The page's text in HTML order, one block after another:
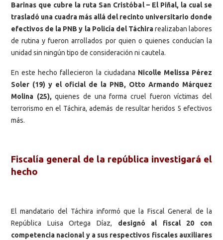
Barinas que cubre la ruta San Cristóbal – El Piñal, la cual se
trasladó una cuadra más allá del recinto universitario donde
efectivos de la PNB y la Policía del Táchirarealizaban labores
de rutina y fueron arrollados por quien o quienes conducían la
unidad sin ningún tipo de consideración ni cautela.
En este hecho fallecieron la ciudadana Nicolle Melissa Pérez
Soler (19) y el oficial de la PNB, Otto Armando Márquez
Molina (25), quienes de una forma cruel fueron víctimas del
terrorismo en el Táchira, además de resultar heridos 5 efectivos
más.
Fiscalía general de la república investigará el
hecho
El mandatario del Táchira informó que la Fiscal General de la
República Luisa Ortega Díaz, designó al fiscal 20 con
competencia nacional y a sus respectivos fiscales auxiliares